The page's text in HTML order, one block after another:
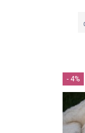
- 4%